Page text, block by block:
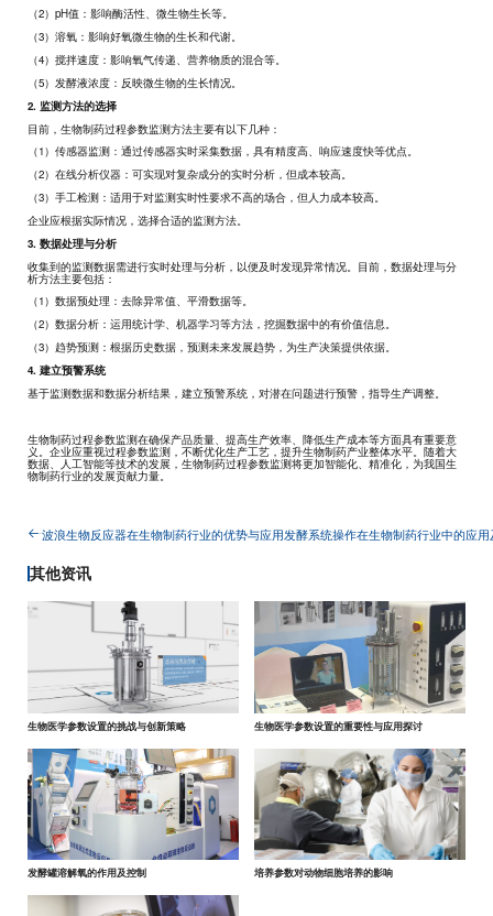
（2）pH值：影响酶活性、微生物生长等。
（3）溶氧：影响好氧微生物的生长和代谢。
（4）搅拌速度：影响氧气传递、营养物质的混合等。
（5）发酵液浓度：反映微生物的生长情况。
2. 监测方法的选择
目前，生物制药过程参数监测方法主要有以下几种：
（1）传感器监测：通过传感器实时采集数据，具有精度高、响应速度快等优点。
（2）在线分析仪器：可实现对复杂成分的实时分析，但成本较高。
（3）手工检测：适用于对监测实时性要求不高的场合，但人力成本较高。
企业应根据实际情况，选择合适的监测方法。
3. 数据处理与分析
收集到的监测数据需进行实时处理与分析，以便及时发现异常情况。目前，数据处理与分
析方法主要包括：
（1）数据预处理：去除异常值、平滑数据等。
（2）数据分析：运用统计学、机器学习等方法，挖掘数据中的有价值信息。
（3）趋势预测：根据历史数据，预测未来发展趋势，为生产决策提供依据。
4. 建立预警系统
基于监测数据和数据分析结果，建立预警系统，对潜在问题进行预警，指导生产调整。
生物制药过程参数监测在确保产品质量、提高生产效率、降低生产成本等方面具有重要意
义。企业应重视过程参数监测，不断优化生产工艺，提升生物制药产业整体水平。随着大
数据、人工智能等技术的发展，生物制药过程参数监测将更加智能化、精准化，为我国生
物制药行业的发展贡献力量。
波浪生物反应器在生物制药行业的优势与应用发酵系统操作在生物制药行业中的应
其他资讯
生物医学参数设置的挑战与创新策略 生物医学参数设置的重要性与应用探讨
发酵罐溶解氧的作用及控制 培养参数对动物细胞培养的影响